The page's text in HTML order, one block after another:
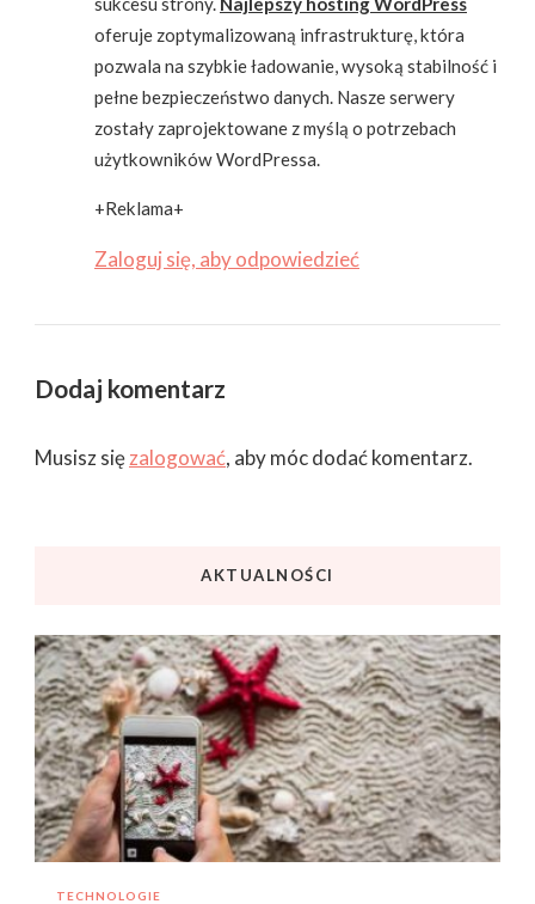
oferuje zoptymalizowaną infrastrukturę, która
pozwala na szybkie ładowanie, wysoką stabilność i
pełne bezpieczeństwo danych. Nasze serwery
zostały zaprojektowane z myślą o potrzebach
użytkowników WordPressa.
+Reklama+
Zaloguj się, aby odpowiedzieć
Dodaj komentarz
Musisz sięzalogować, aby móc dodać komentarz.
AKTUALNOŚCI
TECHNOLOGIE